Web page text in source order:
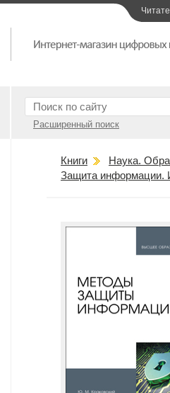
Расширенный поиск
Книги
Наука.
Защита информации.